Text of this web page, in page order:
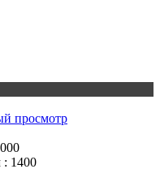
просмотр
: 1400